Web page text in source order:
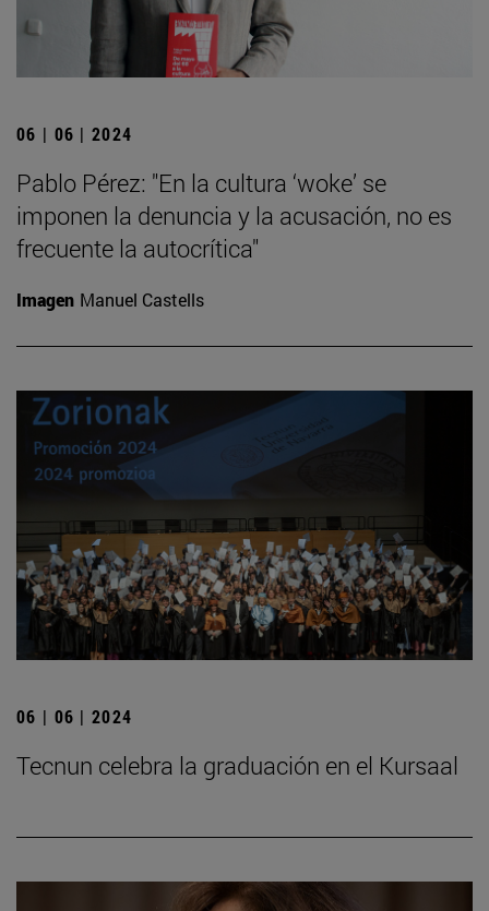
06 | 06 | 2024
Pablo Pérez: "En la cultura ‘woke’ se
imponen la denuncia y la acusación, no es
frecuente la autocrítica"
Imagen Manuel Castells
06 | 06 | 2024
Tecnun celebra la graduación en el Kursaal